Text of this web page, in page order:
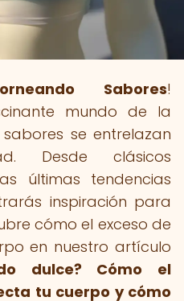
Sabores!
mundo de la
se entrelazan
Desde clásicos
últimas tendencias
inspiración para
cómo el exceso de
en nuestro artículo
dulce? Cómo el
tu cuerpo y cómo